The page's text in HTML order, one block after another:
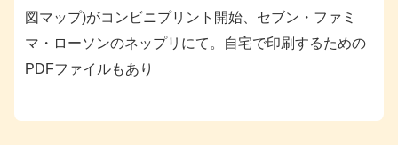
図マップ)がコンビニプリント開始、セブン・ファミ
マ・ローソンのネップリにて。自宅で印刷するための
PDFファイルもあり